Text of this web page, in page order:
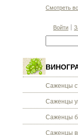
Смотреть
Войти
Саженцы
Саженцы
Саженцы
Саженцы